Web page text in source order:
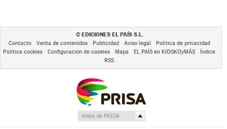
© EDICIONES EL PAÍS S.L.
Contacto Venta de contenidos Publicidad Aviso legal
Política de privacidad
Política cookies
Configuración de cookies Mapa EL PAÍS en KIOSKOyMÁS
Índice
RSS